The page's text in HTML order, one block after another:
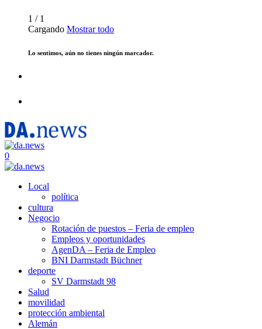
1 / 1
Cargando Mostrar todo
Lo sentimos, aún no tienes ningún marcador.
0
Local
política
cultura
Negocio
Rotación de puestos – Feria de empleo
Empleos y oportunidades
AgenDA – Feria de Empleo
BNI Darmstadt Büchner
deporte
SV Darmstadt 98
Salud
movilidad
protección ambiental
Alemán